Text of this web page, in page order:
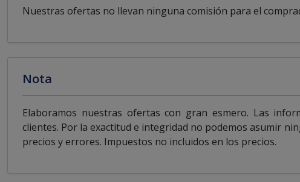
Nuestras ofertas no llevan ninguna comisión para el
Nota
Elaboramos nuestras ofertas con gran esmero. Las
clientes. Por la exactitud e integridad no podemos asumir
precios y errores. Impuestos no incluidos en los precios.